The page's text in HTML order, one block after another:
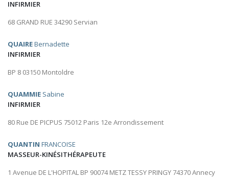
INFIRMIER
68 GRAND RUE 34290 Servian
QUAIREBernadette
INFIRMIER
BP 8 03150 Montoldre
QUAMMIE Sabine
INFIRMIER
80 Rue DE PICPUS 75012 Paris 12e Arrondissement
QUANTIN FRANCOISE
MASSEUR-KINÉSITHÉRAPEUTE
1 Avenue DE L'HOPITAL BP 90074 METZ TESSY PRINGY 74370 Annecy